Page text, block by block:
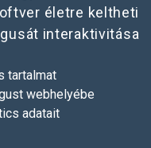
életre keltheti
interaktivitása
tartalmat
webhelyébe
adatait